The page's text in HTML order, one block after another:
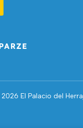
El Palacio del